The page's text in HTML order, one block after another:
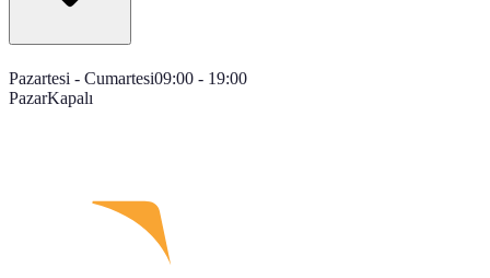
Pazartesi - Cumartesi09:00 - 19:00
PazarKapalı